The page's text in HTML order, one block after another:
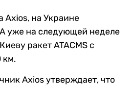
Axios, на Украине
уже на следующей неделе
ракет ATACMS с
км.
Axios утверждает, что